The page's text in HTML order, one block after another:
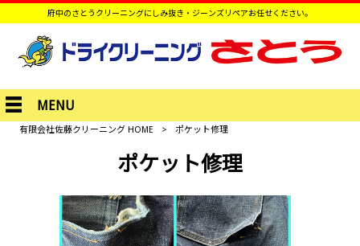
府中のさとうクリーニングにしみ抜き・ジーンズリペアお任せください。
MENU
有限会社佐藤クリーニング HOME > ポケット修理
ポケット修理